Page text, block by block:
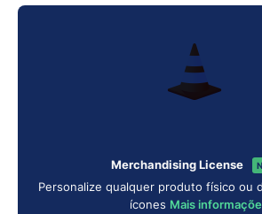
Merchandising License
Personalize qualquer produto físico ou
ícones Mais